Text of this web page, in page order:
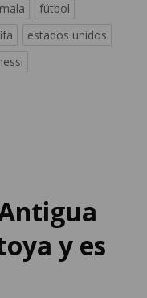
fútbol
estados unidos
y es